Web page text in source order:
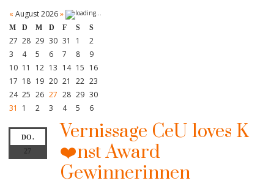
« August 2026»
M D M D F S S
27 28 29 30 31 1
2
3
4 5 6 7 8
9
10 11 12 13 14 15 16
17 18 19 20 21 22 23
24 25 26 27 28 29 30
31
1 2 3 4 5 6
DO.
27
Vernissage CeU loves K
❤️nst Award
Gewinnerinnen